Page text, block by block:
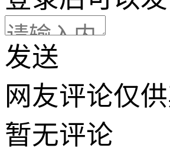
发送
网友评论仅
暂无评论